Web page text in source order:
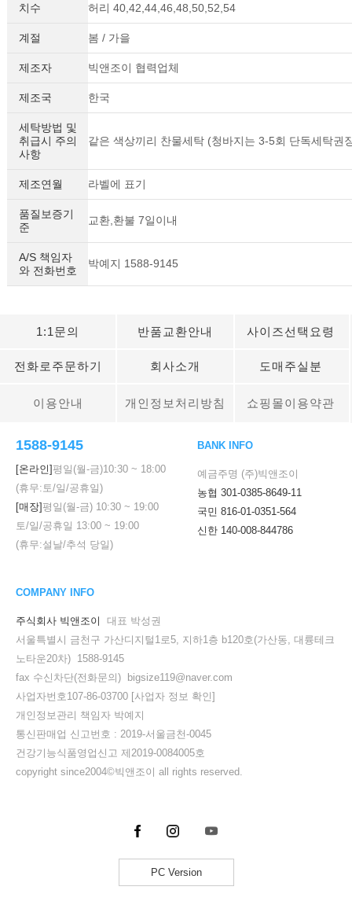
치수 허리 40,42,44,46,48,50,52,54
계절 봄 / 가을
제조자 빅앤조이 협력업체
제조국 한국
세탁방법 및
취급시 주의
사항
같은 색상끼리 찬물세탁 (청바지는 3-5회 단독세탁권
제조연월 라벨에 표기
품질보증기
준
교환,환불 7일이내
A/S 책임자
와 전화번호
박예지 1588-9145
1:1문의 반품교환안내 사이즈선택요령
전화로주문하기 회사소개 도매주실분
이용안내 개인정보처리방침 쇼핑몰이용약관
1588-9145
[온라인]평일(월-금)10:30 ~ 18:00
(휴무:토/일/공휴일)
[매장]평일(월-금) 10:30 ~ 19:00
토/일/공휴일 13:00 ~ 19:00
(휴무:설날/추석 당일)
BANK INFO
예금주명 (주)빅앤조이
농협 301-0385-8649-11
국민 816-01-0351-564
신한 140-008-844786
COMPANY INFO
주식회사 빅앤조이
대표 박성권
서울특별시 금천구 가산디지털1로5, 지하1층 b120호(가산동, 대륭테크
노타운20차) 1588-9145
fax 수신차단(전화문의) bigsize119@naver.com
사업자번호107-86-03700 [사업자 정보 확인]
개인정보관리 책임자 박예지
통신판매업 신고번호 : 2019-서울금천-0045
건강기능식품영업신고 제2019-0084005호
copyright since2004©빅앤조이 all rights reserved.
PC Version